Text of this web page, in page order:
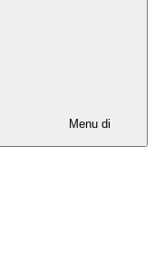
Menu di